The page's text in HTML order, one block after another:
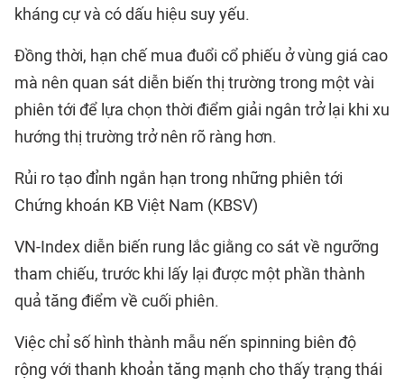
kháng cự và có dấu hiệu suy yếu.
Đồng thời, hạn chế mua đuổi cổ phiếu ở vùng giá cao
mà nên quan sát diễn biến thị trường trong một vài
phiên tới để lựa chọn thời điểm giải ngân trở lại khi xu
hướng thị trường trở nên rõ ràng hơn.
Rủi ro tạo đỉnh ngắn hạn trong những phiên tới
Chứng khoán KB Việt Nam (KBSV)
VN-Index diễn biến rung lắc giằng co sát về ngưỡng
tham chiếu, trước khi lấy lại được một phần thành
quả tăng điểm về cuối phiên.
Việc chỉ số hình thành mẫu nến spinning biên độ
rộng với thanh khoản tăng mạnh cho thấy trạng thái